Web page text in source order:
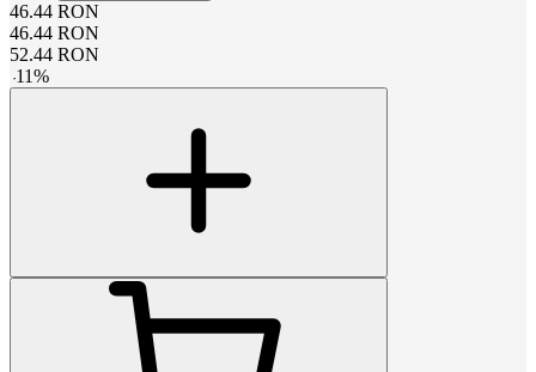
46.44 RON
46.44 RON
52.44 RON
-11%